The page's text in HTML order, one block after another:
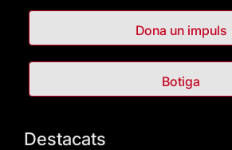
Dona un impuls
Botiga
Destacats